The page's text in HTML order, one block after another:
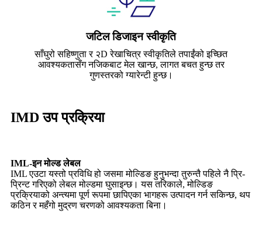
जटिल डिजाइन स्वीकृति
साँघुरो सहिष्णुता र २D रेखाचित्र स्वीकृतिले तपाईंको इच्छित
आवश्यकतासँग नजिकबाट मेल खान्छ, लागत बचत हुन्छ तर
गुणस्तरको ग्यारेन्टी हुन्छ।
IMD उप प्रक्रिया
IML-इन मोल्ड लेबल
IML एउटा यस्तो प्रविधि हो जसमा मोल्डिङ हुनुभन्दा तुरुन्तै पहिले नै प्रि-
प्रिन्ट गरिएको लेबल मोल्डमा घुसाइन्छ। यस तरिकाले, मोल्डिङ
प्रक्रियाको अन्त्यमा पूर्ण रूपमा छापिएका भागहरू उत्पादन गर्न सकिन्छ, थप
कठिन र महँगो मुद्रण चरणको आवश्यकता बिना।